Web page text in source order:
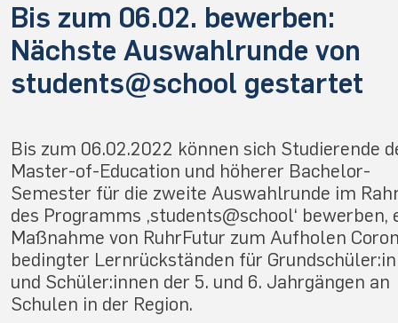
Bis zum 06.02. bewerben:
Nächste Auswahlrunde von
students@school gestartet
Bis zum 06.02.2022 können sich Studierende
Master-of-Education und höherer Bachelor-
Semester für die zweite Auswahlrunde im
des Programms ‚students@school‘ bewerben,
Maßnahme von RuhrFutur zum Aufholen
bedingter Lernrückständen für
und Schüler:innen der 5. und 6. Jahrgängen an
Schulen in der Region.